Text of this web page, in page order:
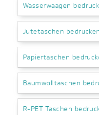
Wasserwaagen
Jutetaschen
Papiertaschen
Baumwolltaschen
R-PET Taschen